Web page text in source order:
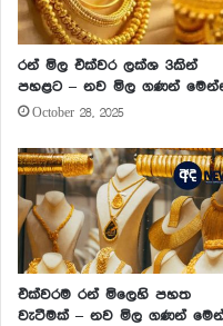
රන් මිල එක්වර ලක්ශ 3කින්
පහළට – නව මිල ගණන්
October 28, 2025
එක්වරම රන් මිලෙහි පහත
වැටීමක් – නව මිල ගණන්